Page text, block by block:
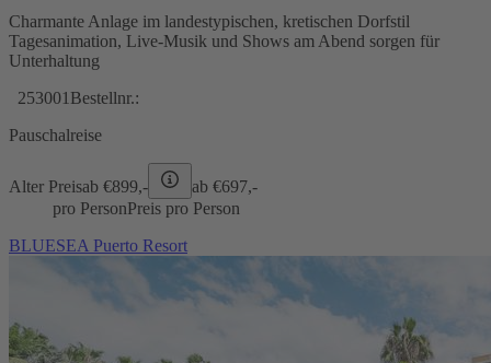
Charmante Anlage im landestypischen, kretischen Dorfstil
Tagesanimation, Live-Musik und Shows am Abend sorgen für
Unterhaltung
253001 Bestellnr.:
Pauschalreise
Alter Preisab €899,- ab €697,-
pro PersonPreis pro Person
BLUESEA Puerto Resort